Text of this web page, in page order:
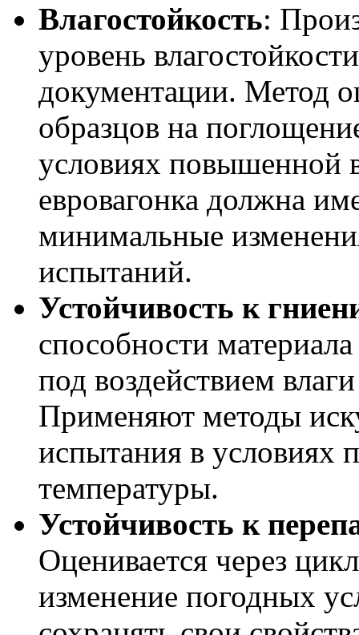
Влагостойкость:
уровень
документации. Метод
образцов на
условиях повышенной
евровагонка должна
минимальные
испытаний.
Устойчивость к
способности
под воздействием
Применяют методы
испытания в условиях
температуры.
Устойчивость к
Оценивается через
изменение погодных